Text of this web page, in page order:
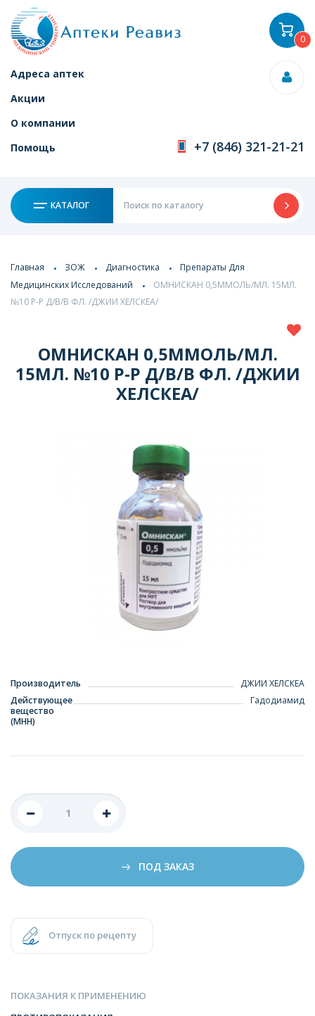
Адреса аптек
Акции
О компании
Помощь
+7 (846) 321-21-21
КАТАЛОГ
0
Главная ЗОЖ Диагностика
Препараты Для
Медицинских Исследований
ОМНИСКАН 0,5ММОЛЬ/МЛ. 15МЛ.
№10 Р-Р Д/В/В ФЛ. /ДЖИИ ХЕЛСКЕА/
ОМНИСКАН 0,5ММОЛЬ/МЛ.
15МЛ. №10 Р-Р Д/В/В ФЛ. /ДЖИИ
ХЕЛСКЕА/
Производитель
ДЖИИ ХЕЛСКЕА
Действующее
вещество
(МНН)
Гадодиамид
ПОД ЗАКАЗ
Отпуск по рецепту
ПОКАЗАНИЯ К ПРИМЕНЕНИЮ